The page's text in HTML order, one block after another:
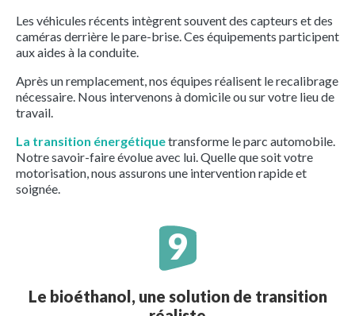
Les véhicules récents intègrent souvent des capteurs et des
caméras derrière le pare-brise. Ces équipements participent
aux aides à la conduite.
Après un remplacement, nos équipes réalisent le recalibrage
nécessaire. Nous intervenons à domicile ou sur votre lieu de
travail.
La transition énergétiquetransforme le parc automobile.
Notre savoir-faire évolue avec lui. Quelle que soit votre
motorisation, nous assurons une intervention rapide et
soignée.
Le bioéthanol, une solution de transition